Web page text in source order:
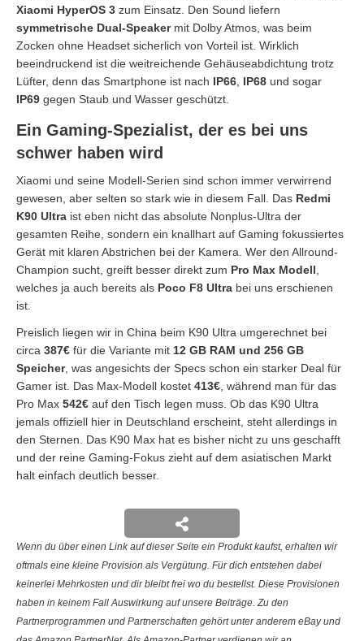
Xiaomi HyperOS 3 zum Einsatz. Den Sound liefern
symmetrische Dual-Speakermit Dolby Atmos, was beim
Zocken ohne Headset sicherlich von Vorteil ist. Wirklich
beeindruckend ist die weitreichende Gehäuseabdichtung trotz
Lüfter, denn das Smartphone ist nach IP66 IP68 und sogar
IP69 gegen Staub und Wasser geschützt.
Ein Gaming-Spezialist, der es bei uns
schwer haben wird
Xiaomi und seine Modell-Serien sind schon immer verwirrend
gewesen, aber selten so stark wie in diesem Fall. Das Redmi
K90 Ultra ist eben nicht das absolute Nonplus-Ultra der
gesamten Reihe, sondern ein knallhart auf Gaming fokussiertes
Gerät mit klaren Abstrichen bei der Kamera. Wer den Allround-
Champion sucht, greift besser direkt zum Pro Max Modell
welches ja auch bereits als Poco F8 Ultra bei uns erschienen
ist.
Preislich liegen wir in China beim K90 Ultra umgerechnet bei
circa 387€ für die Variante mit 12 GB RAM und 256 GB
Speicher, was angesichts der Specs schon ein starker Deal für
Gamer ist. Das Max-Modell kostet 413€ , während man für das
Pro Max 542€ auf den Tisch legen muss. Ob das K90 Ultra
jemals offiziell hier in Deutschland erscheint, steht allerdings in
den Sternen. Das K90 Max hat es bisher nicht zu uns geschafft
und der reine Gaming-Fokus zieht auf dem asiatischen Markt
halt einfach deutlich besser.
Wenn du über einen Link auf dieser Seite ein Produkt kaufst, erhalten wir
oftmals eine kleine Provision als Vergütung. Für dich entstehen dabei
keinerlei Mehrkosten und dir bleibt frei wo du bestellst. Diese Provisionen
haben in keinem Fall Auswirkung auf unsere Beiträge. Zu den
Partnerprogrammen und Partnerschaften gehört unter anderem eBay und